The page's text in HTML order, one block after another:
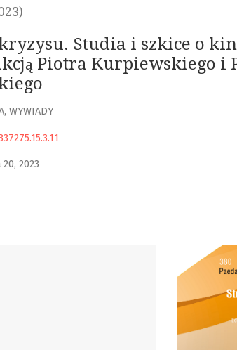
Studia i szkice o
Piotra Kurpiewskiego i
WYWIADY
2023